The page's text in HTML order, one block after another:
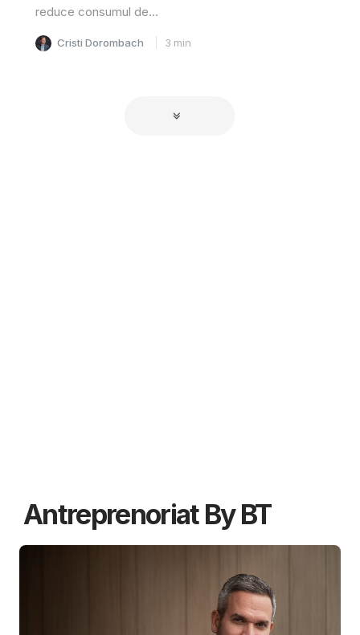
reduce consumul de...
Cristi Dorombach 3 min
Antreprenoriat By BT